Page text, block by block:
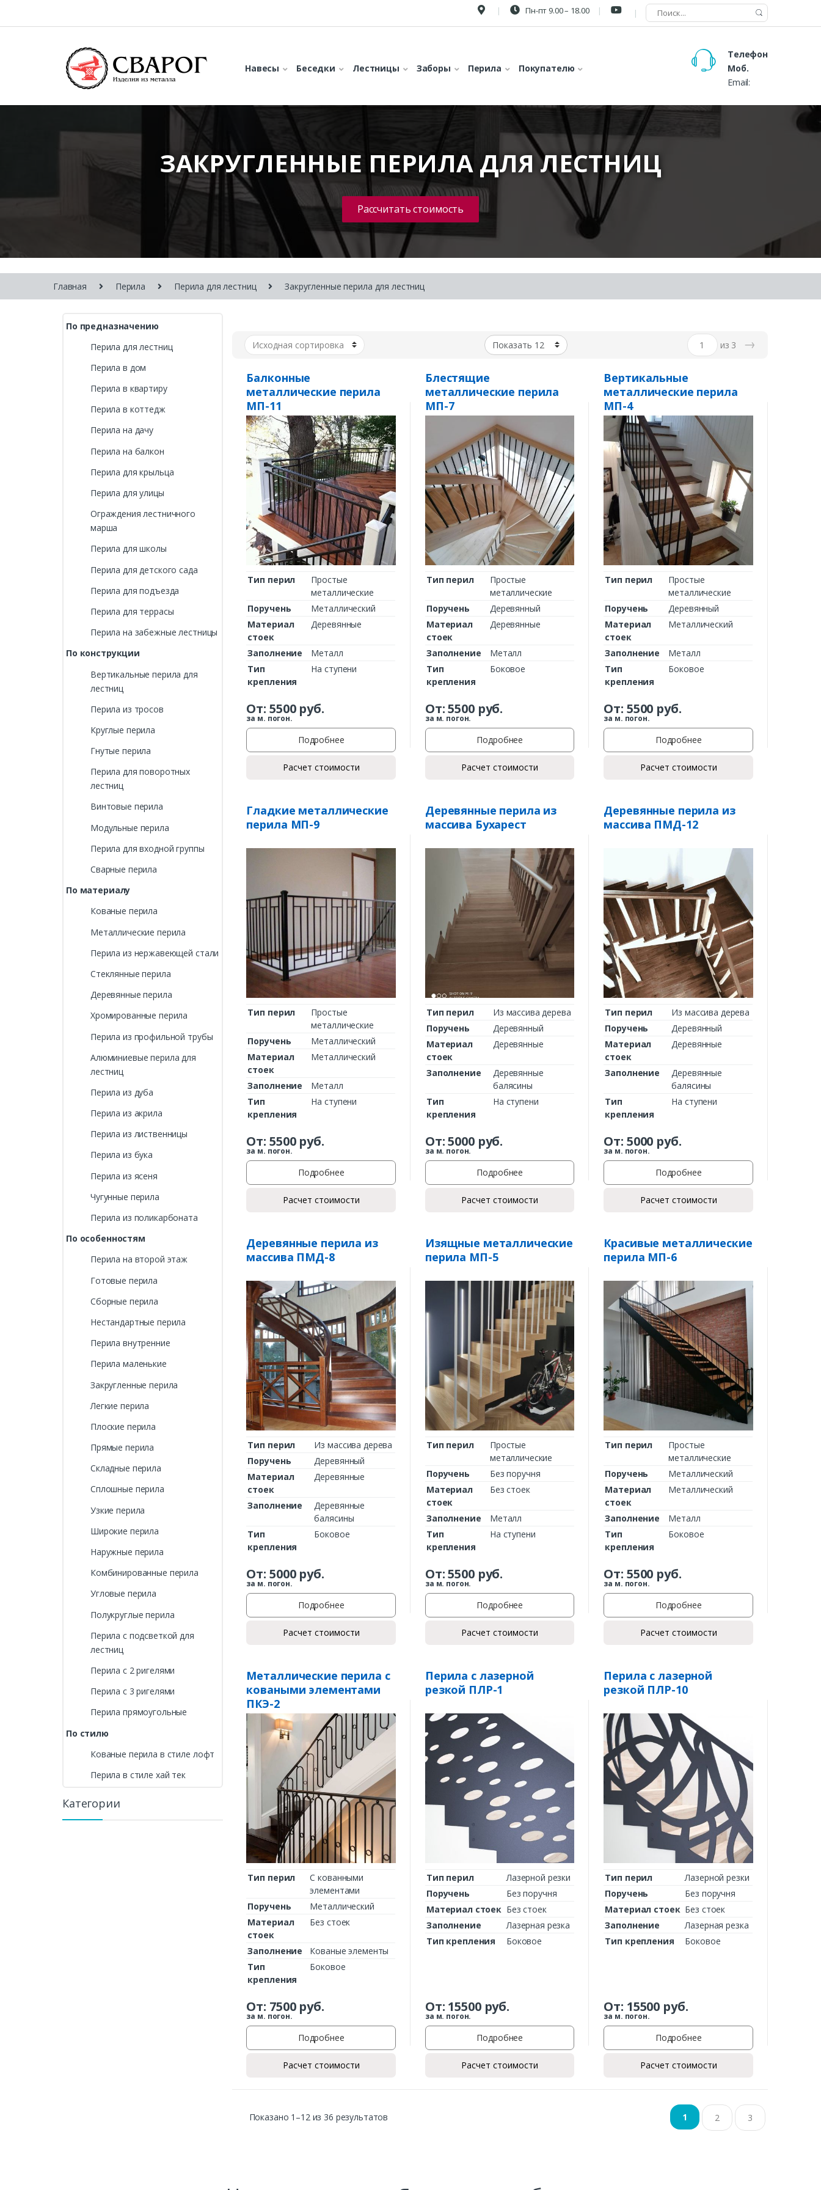
Заказать
Ваше имя*
Ваш телефон*
Комментарий к заказу
Пн-пт 9.00 – 18.00
Навесы Беседки Лестницы Заборы Перила Покупателю
Телефон
Моб.
Email:
ЗАКРУГЛЕННЫЕ ПЕРИЛА ДЛЯ ЛЕСТНИЦ
Рассчитать стоимость
Главная Перила Перила для лестниц Закругленные перила для лестниц
из 3 →
Балконные
металлические перила
МП-11
Тип перил
Простые
металлические
Поручень
Металлический
Материал
стоек
Деревянные
Заполнение
Металл
Тип
крепления
На ступени
От: 5500руб.
за м. погон.
Подробнее
Расчет стоимости
Блестящие
металлические перила
МП-7
Тип перил
Простые
металлические
Поручень
Деревянный
Материал
стоек
Деревянные
Заполнение
Металл
Тип
крепления
Боковое
От:5500руб.
за м. погон.
Подробнее
Расчет стоимости
Вертикальные
металлические перила
МП-4
Тип перил
Простые
металлические
Поручень
Деревянный
Материал
стоек
Металлический
Заполнение
Металл
Тип
крепления
Боковое
От: 5500 руб.
за м. погон.
Подробнее
Расчет стоимости
Гладкие металлические
перила МП-9
Тип перил
Простые
металлические
Поручень
Металлический
Материал
стоек
Металлический
Заполнение
Металл
Тип
крепления
На ступени
От: 5500руб.
за м. погон.
Подробнее
Расчет стоимости
Деревянные перила из
массива Бухарест
Тип перил
Из массива дерева
Поручень
Деревянный
Материал
стоек
Деревянные
Заполнение
Деревянные
балясины
Тип
крепления
На ступени
От:5000руб.
за м. погон.
Подробнее
Расчет стоимости
Деревянные перила из
массива ПМД-12
Тип перил
Из массива дерева
Поручень
Деревянный
Материал
стоек
Деревянные
Заполнение
Деревянные
балясины
Тип
крепления
На ступени
От: 5000 руб.
за м. погон.
Подробнее
Расчет стоимости
Деревянные перила из
массива ПМД-8
Тип перил
Из массива дерева
Поручень
Деревянный
Материал
стоек
Деревянные
Заполнение
Деревянные
балясины
Тип
крепления
Боковое
От: 5000руб.
за м. погон.
Подробнее
Расчет стоимости
Изящные металлические
перила МП-5
Тип перил
Простые
металлические
Поручень
Без поручня
Материал
стоек
Без стоек
Заполнение
Металл
Тип
крепления
На ступени
От:5500руб.
за м. погон.
Подробнее
Расчет стоимости
Красивые металлические
перила МП-6
Тип перил
Простые
металлические
Поручень
Металлический
Материал
стоек
Металлический
Заполнение
Металл
Тип
крепления
Боковое
От: 5500 руб.
за м. погон.
Подробнее
Расчет стоимости
Металлические перила с
коваными элементами
ПКЭ-2
Тип перил
С кованными
элементами
Поручень
Металлический
Материал
стоек
Без стоек
Заполнение
Кованые элементы
Тип
крепления
Боковое
От: 7500руб.
за м. погон.
Подробнее
Расчет стоимости
Перила с лазерной
резкой ПЛР-1
Тип перил
Лазерной резки
Поручень
Без поручня
Материал стоек Без стоек
Заполнение
Лазерная резка
Тип крепления
Боковое
От: 15500руб.
за м. погон.
Подробнее
Расчет стоимости
Перила с лазерной
резкой ПЛР-10
Тип перил
Лазерной резки
Поручень
Без поручня
Материал стоек Без стоек
Заполнение
Лазерная резка
Тип крепления
Боковое
От: 15500 руб.
за м. погон.
Подробнее
Расчет стоимости
Показано 1–12 из 36 результатов 1 2 3
По предназначению
Перила для лестниц
Перила в дом
Перила в квартиру
Перила в коттедж
Перила на дачу
Перила на балкон
Перила для крыльца
Перила для улицы
Ограждения лестничного
марша
Перила для школы
Перила для детского сада
Перила для подъезда
Перила для террасы
Перила на забежные лестницы
По конструкции
Вертикальные перила для
лестниц
Перила из тросов
Круглые перила
Гнутые перила
Перила для поворотных
лестниц
Винтовые перила
Модульные перила
Перила для входной группы
Сварные перила
По материалу
Кованые перила
Металлические перила
Перила из нержавеющей стали
Стеклянные перила
Деревянные перила
Хромированные перила
Перила из профильной трубы
Алюминиевые перила для
лестниц
Перила из дуба
Перила из акрила
Перила из лиственницы
Перила из бука
Перила из ясеня
Чугунные перила
Перила из поликарбоната
По особенностям
Перила на второй этаж
Готовые перила
Сборные перила
Нестандартные перила
Перила внутренние
Перила маленькие
Закругленные перила
Легкие перила
Плоские перила
Прямые перила
Складные перила
Сплошные перила
Узкие перила
Широкие перила
Наружные перила
Комбинированные перила
Угловые перила
Полукруглые перила
Перила с подсветкой для
лестниц
Перила с 2 ригелями
Перила с 3 ригелями
Перила прямоугольные
По стилю
Кованые перила в стиле лофт
Перила в стиле хай тек
Категории